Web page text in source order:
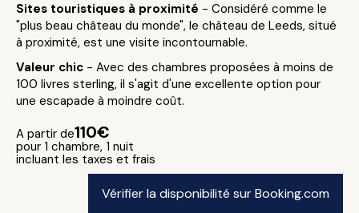
Sites touristiques à proximité - Considéré comme le
"plus beau château du monde", le château de Leeds, situé
à proximité, est une visite incontournable.
Valeur chic - Avec des chambres proposées à moins de
100 livres sterling, il s'agit d'une excellente option pour
une escapade à moindre coût.
A partir de110€
pour 1 chambre, 1 nuit
incluant les taxes et frais
Vérifier la disponibilité sur Booking.com